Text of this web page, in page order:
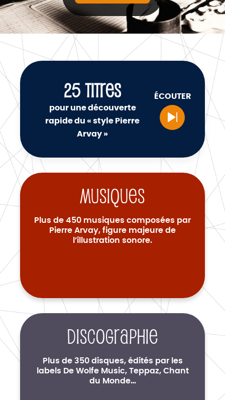
25TITRES
pour une découverte
rapide du « style Pierre
Arvay »
ÉCOUTER
Musiques
Plus de 450 musiques composées par
Pierre Arvay, figure majeure de
l’illustration sonore.
Discographie
Plus de 350 disques, édités par les
labels De Wolfe Music, Teppaz, Chant
du Monde…